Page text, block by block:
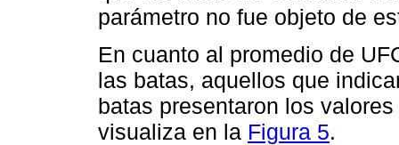
parámetro no fue objeto de
En cuanto al promedio de
las batas, aquellos que
batas presentaron los
visualiza en la Figura 5.